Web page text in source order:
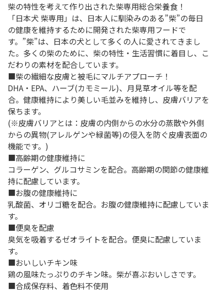
柴の特性を考えて作り出された柴専用総合栄養食！
「日本犬 柴専用」は、日本人に馴染みのある”柴”の毎日
の健康を維持するために開発された柴専用フードで
す。”柴”は、日本の犬として多くの人に愛されてきまし
た。多くの柴のために、柴の特性・生活習慣に着目し、こ
だわりの素材を配合しています。
■柴の繊細な皮膚と被毛にマルチアプローチ！
DHA・EPA、ハーブ(カモミール)、月見草オイル等を配
合。健康維持により美しい毛並みを維持し、皮膚バリアを
保ちます。
(※皮膚バリアとは：皮膚の内側からの水分の蒸散や外側
からの異物(アレルゲンや緑菌等)の侵入を防ぐ皮膚表面の
機能です。)
■高齢期の健康維持に
コラーゲン、グルコサミンを配合。高齢期の関節の健康維
持に配慮しています。
■お腹の健康維持に
乳酸菌、オリゴ糖を配合。お腹の健康維持に配慮していま
す。
■便臭を配慮
臭気を吸着するゼオライトを配合。便臭に配慮していま
す。
■おいしいチキン味
鶏の風味たっぷりのチキン味。柴が喜ぶおいしさです。
■合成保存料、着色料不使用